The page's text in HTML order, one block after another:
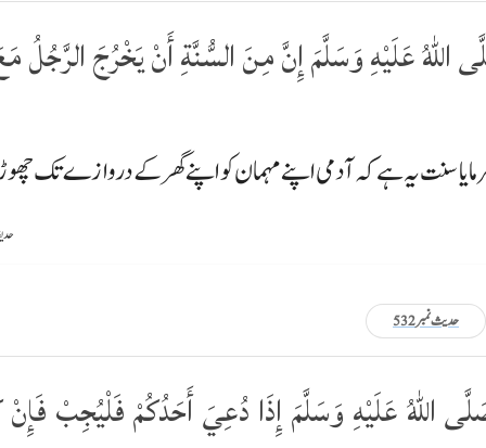
اللّٰهُ عَلَيْهِ وَسَلَّمَ إِنَّ مِنَ السُّنَّةِ أَنْ يَخْرُجَ الرَّجُلُ
سنت یہ ہے کہ آدمی اپنے مہمان کو اپنے گھر کے دروازے تک
حدیث نمبر 532
اللّٰهُ عَلَيْهِ وَسَلَّمَ إِذَا دُعِيَ أَحَدُكُمْ فَلْيُجِبْ